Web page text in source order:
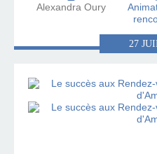
Alexandra Oury
27